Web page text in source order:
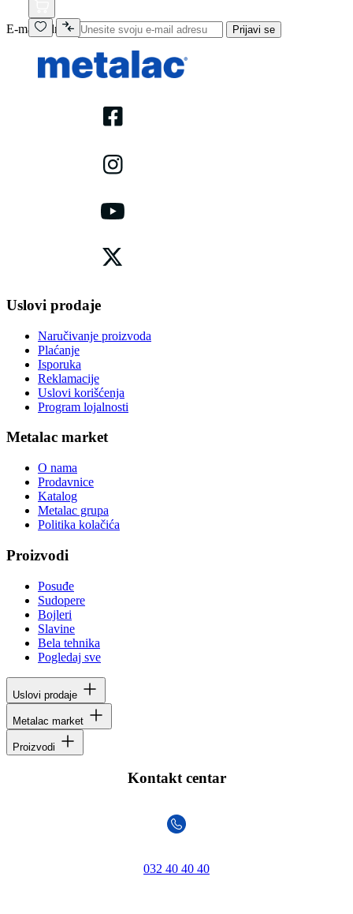
E-mail adresa Prijavi se
Uslovi prodaje
Naručivanje proizvoda
Plaćanje
Isporuka
Reklamacije
Uslovi korišćenja
Program lojalnosti
Metalac market
O nama
Prodavnice
Katalog
Metalac grupa
Politika kolačića
Proizvodi
Posuđe
Sudopere
Bojleri
Slavine
Bela tehnika
Pogledaj sve
Uslovi prodaje
Metalac market
Proizvodi
Kontakt centar
032 40 40 40